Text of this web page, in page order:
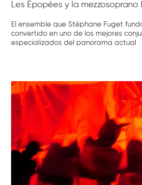
Les Épopées y la mezzosoprano
El ensemble que Stéphane Fuget
convertido en uno de los mejores
especializados del panorama actual